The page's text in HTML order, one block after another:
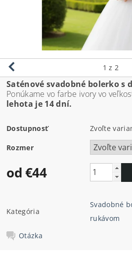
1 z 2
Saténové svadobné bolerko s
Ponúkame vo farbe ivory vo
lehota je 14 dní.
Dostupnosť Zvoľte
Rozmer
od €44
Kategória
Svadobné
rukávom
Otázka